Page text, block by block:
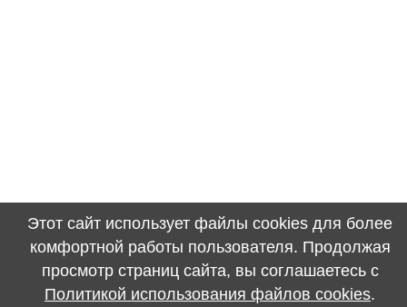
Этот сайт использует файлы cookies для более
комфортной работы пользователя. Продолжая
просмотр страниц сайта, вы соглашаетесь с
Политикой использования файлов cookies.